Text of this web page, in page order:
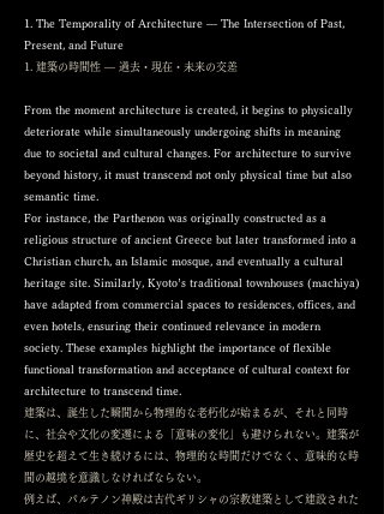
1. The Temporality of Architecture — The Intersection of Past,
Present, and Future
1. 建築の時間性 ― 過去・現在・未来の交差
From the moment architecture is created, it begins to physically
deteriorate while simultaneously undergoing shifts in meaning
due to societal and cultural changes. For architecture to survive
beyond history, it must transcend not only physical time but also
semantic time.
For instance, the Parthenon was originally constructed as a
religious structure of ancient Greece but later transformed into a
Christian church, an Islamic mosque, and eventually a cultural
heritage site. Similarly, Kyoto’s traditional townhouses (machiya)
have adapted from commercial spaces to residences, offices, and
even hotels, ensuring their continued relevance in modern
society. These examples highlight the importance of flexible
functional transformation and acceptance of cultural context for
architecture to transcend time.
建築は、誕生した瞬間から物理的な老朽化が始まるが、それと同時
に、社会や文化の変遷による「意味の変化」も避けられない。建築が
歴史を超えて生き続けるには、物理的な時間だけでなく、意味的な時
間の越境を意識しなければならない。
例えば、パルテノン神殿は古代ギリシャの宗教建築として建設された